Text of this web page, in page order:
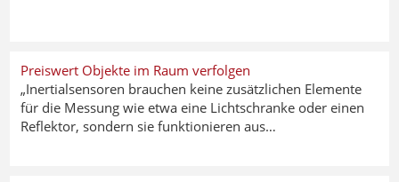
Preiswert Objekte im Raum verfolgen
„Inertialsensoren brauchen keine zusätzlichen Elemente
für die Messung wie etwa eine Lichtschranke oder einen
Reflektor, sondern sie funktionieren aus…